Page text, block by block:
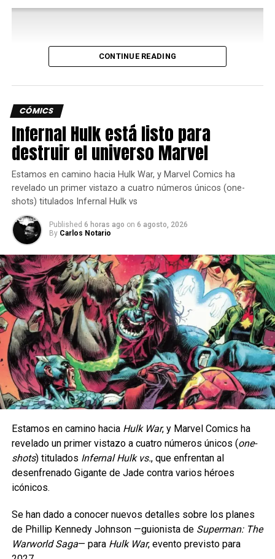
Lo que ofrece el nuevo contenido de
Pokémon Pokopia
En esta aventura submarina por la Cuenca Coralina, los
jugadores encontrarán atuendos y muebles nuevos, más
Pokémon y una mejora del movimiento Surf. También se
podrá construir un submarino Sharpedo para crear una
habitación que parecerá una base secreta.
El nuevo movimiento Buceo, que llega con la
actualización gratuita a la versión 2.0.0, se podrá
aprender después de conocer a Manaphy, un Pokémon
Mítico de tipo Agua.
Con Buceo, los jugadores podrán explorar el fondo del mar,
nadar con Pokémon de tipo Agua y construir estructuras
submarinas.
Pokopia irrumpe en el universo de Pokémon como
una propuesta fresca y ambiciosa orientada a
franquicia.
Al fusionar mecánicas de exploración social,
personalización creativa y recolección de criaturas en
No se trata de llevar un personaje estampado, sino de
encontrar esas referencias que
convierten cada par en una pieza llena de personalidad.
Esta colección llegará exclusivamente con dos modelos:
Wally Funk Spider-Man y
Wally Funk Hulk, convirtiéndose en la única puerta de
CONTINUE READING
CÓMICS
Infernal Hulk está listo para
destruir el universo Marvel
Estamos en camino hacia Hulk War, y Marvel Comics ha
revelado un primer vistazo a cuatro números únicos (one-
shots) titulados Infernal Hulk vs
Published 6 horas ago on 6 agosto, 2026
By Carlos Notario
Estamos en camino hacia Hulk War, y Marvel Comics ha
revelado un primer vistazo a cuatro números únicos (one-
shots) titulados Infernal Hulk vs., que enfrentan al
desenfrenado Gigante de Jade contra varios héroes
icónicos.
Se han dado a conocer nuevos detalles sobre los planes
de Phillip Kennedy Johnson —guionista de Superman: The
Warworld Saga— ​​para Hulk War, evento previsto para